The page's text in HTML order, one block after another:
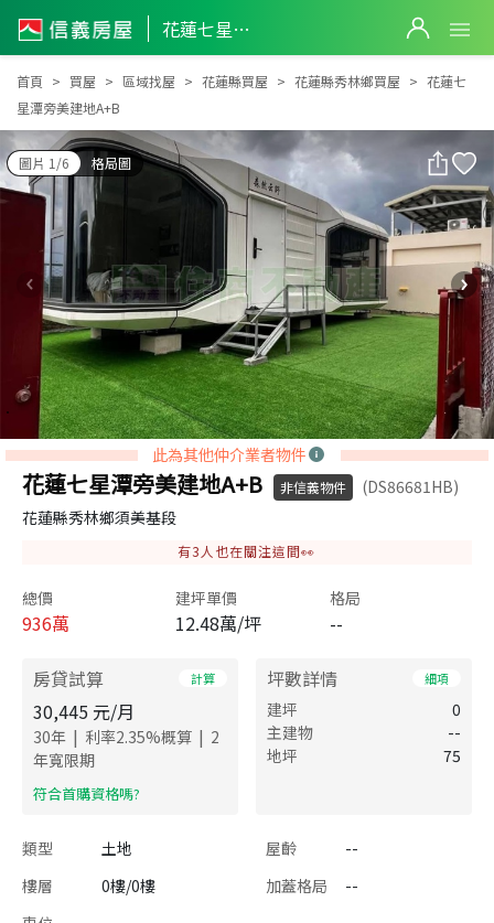
花蓮七星潭旁美建地A+B
花蓮七星潭旁美建地A+B
首頁 買屋 區域找屋 花蓮縣買屋 花蓮縣秀林鄉買屋
花蓮七
星潭旁美建地A+B
圖片 1/6 格局圖
此為其他仲介業者物件
花蓮七星潭旁美建地A+B 非信義物件
(DS86681HB)
花蓮縣秀林鄉須美基段
有3 人也在關注這間👀
總價
936萬
建坪單價
12.48萬/坪
格局
--
房貸試算 計算
30,445 元/月
30年 | 利率2.35%概算 | 2
年寬限期
​符合首購資格嗎?
坪數詳情 細項
建坪
0
主建物
--
地坪
75
類型 土地 屋齡
--
樓層
0樓/0樓 加蓋格局
--